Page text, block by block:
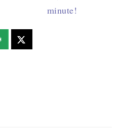
minute!